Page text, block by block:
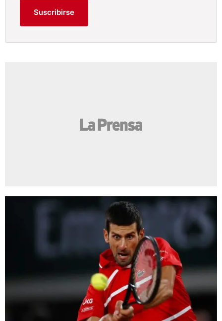
Suscribirse